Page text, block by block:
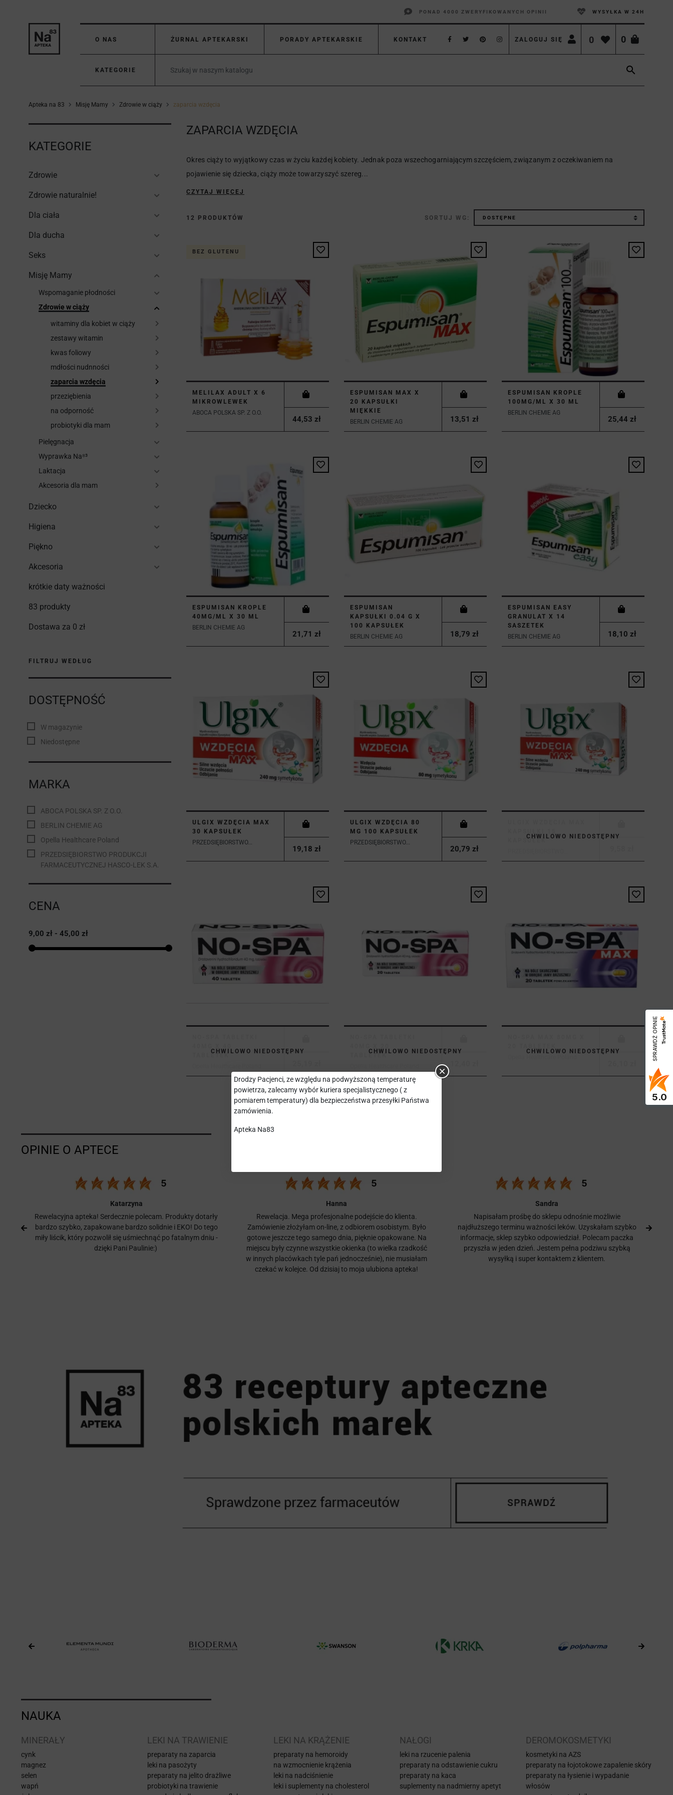
PONAD 4000 ZWERYFIKOWANYCH OPINII WYSYŁKA W 24H
O NAS ŻURNAL APTEKARSKI PORADY APTEKARSKIE KONTAKT 0
ZALOGUJ SIĘ 0
KATEGORIE 
Apteka na 83 Misję Mamy Zdrowie w ciąży zaparcia wzdęcia
KATEGORIE
Zdrowie
Zdrowie naturalnie!
Dla ciała
Dla ducha
Seks
Misję Mamy
Wspomaganie płodności
Zdrowie w ciąży
witaminy dla kobiet w ciąży
zestawy witamin
kwas foliowy
mdłości nudnności
zaparcia wzdęcia
przeziębienia
na odporność
probiotyki dla mam
Pielęgnacja
Wyprawka Na⁸³
Laktacja
Akcesoria dla mam
Dziecko
Higiena
Piękno
Akcesoria
krótkie daty ważności
83 produkty
Dostawa za 0 zł
FILTRUJ WEDŁUG
DOSTĘPNOŚĆ
W magazynie
Niedostępne
MARKA
ABOCA POLSKA SP. Z O.O.
BERLIN CHEMIE AG
Opella Healthcare Poland
PRZEDSIĘBIORSTWO PRODUKCJI
FARMACEUTYCZNEJ HASCO-LEK S.A.
CENA
9,00 zł - 45,00 zł
ZAPARCIA WZDĘCIA
Okres ciąży to wyjątkowy czas w życiu każdej kobiety. Jednak poza wszechogarniającym szczęściem, związanym z oczekiwaniem na
pojawienie się dziecka, ciąży może towarzyszyć szereg...
CZYTAJ WIĘCEJ
12 PRODUKTÓW SORTUJ WG:
BEZ GLUTENU
MELILAX ADULT X 6
MIKROWLEWEK
ABOCA POLSKA SP. Z O.O.
44,53 zł
ESPUMISAN MAX X
20 KAPSUŁKI
MIĘKKIE
BERLIN CHEMIE AG
13,51 zł
ESPUMISAN KROPLE
100MG/ML X 30 ML
BERLIN CHEMIE AG
25,44 zł
ESPUMISAN KROPLE
40MG/ML X 30 ML
BERLIN CHEMIE AG
21,71 zł
ESPUMISAN
KAPSUŁKI 0.04 G X
100 KAPSUŁEK
BERLIN CHEMIE AG
18,79 zł
ESPUMISAN EASY
GRANULAT X 14
SASZETEK
BERLIN CHEMIE AG
18,10 zł
ULGIX WZDĘCIA MAX
30 KAPSUŁEK
PRZEDSIĘBIORSTWO...
19,18 zł
ULGIX WZDĘCIA 80
MG 100 KAPSUŁEK
PRZEDSIĘBIORSTWO...
20,79 zł
CHWILOWO NIEDOSTĘPNY
KAPSUŁEK
CHWILOWO NIEDOSTĘPNY
TABLETEK
CHWILOWO NIEDOSTĘPNY
TABLETEK
CHWILOWO NIEDOSTĘPNY
Katarzyna
Rewelacyjna apteka! Serdecznie polecam. Produkty dotarły
bardzo szybko, zapakowane bardzo solidnie i EKO! Do tego
miły liścik, który pozwolił się uśmiechnąć po fatalnym dniu -
dzięki Pani Paulinie:)
Hanna
Rewelacja. Mega profesjonalne podejście do klienta.
Zamówienie złożyłam on-line, z odbiorem osobistym. Było
gotowe jeszcze tego samego dnia, pięknie opakowane. Na
miejscu były czynne wszystkie okienka (to wielka rzadkość
w innych placówkach tyle pań jednocześnie), nie musiałam
czekać w kolejce. Od dzisiaj to moja ulubiona apteka!
Sandra
Napisałam prośbę do sklepu odnośnie możliwie
najdłuższego terminu ważności leków. Uzyskałam szybko
informacje, sklep szybko odpowiedział. Polecam paczka
przyszła w jeden dzień. Jestem pełna podziwu szybką
wysyłką i super kontaktem z klientem.
NAUKA
MINERAŁY
cynk
magnez
selen
wapń
LEKI NA TRAWIENIE
preparaty na zaparcia
leki na pasożyty
preparaty na jelito drażliwe
probiotyki na trawienie
LEKI NA KRĄŻENIE
preparaty na hemoroidy
na wzmocnienie krążenia
leki na nadciśnienie
leki i suplementy na cholesterol
NAŁOGI
leki na rzucenie palenia
preparaty na odstawienie cukru
preparaty na kaca
suplementy na nadmierny apetyt
DEROMOKOSMETYKI
kosmetyki na AZS
preparaty na łojotokowe zapalenie skóry
preparaty na łysienie i wypadanie
włosów
SPRAWDŹ OPINIE
5.0
Drodzy Pacjenci, ze względu na podwyższoną temperaturę
powietrza, zalecamy wybór kuriera specjalistycznego ( z
pomiarem temperatury) dla bezpieczeństwa przesyłki Państwa
zamówienia.
Apteka Na83